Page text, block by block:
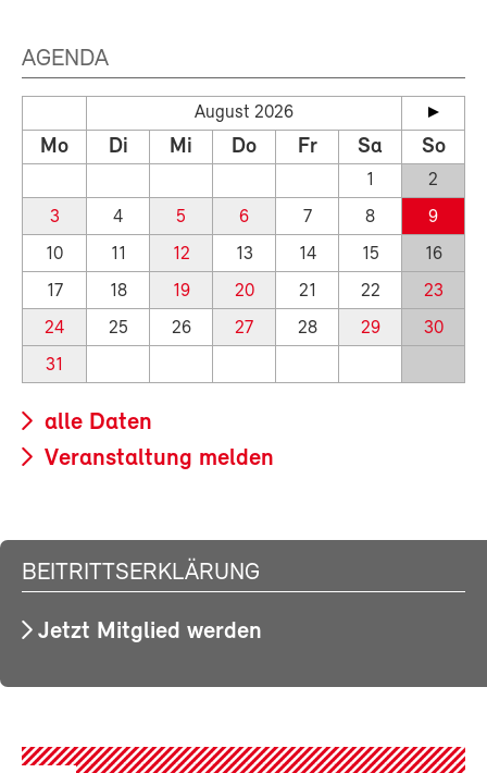
AGENDA
August 2026
Mo Di Mi Do Fr Sa So
1
2
3
4 5 6 7 8
9
10
11 12 13 14 15
16
17
18 19 20 21 22
23
24
25 26 27 28 29
30
31
alle Daten
Veranstaltung melden
BEITRITTSERKLÄRUNG
Jetzt Mitglied werden